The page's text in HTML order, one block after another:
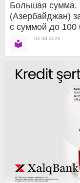
Большая сумма.
(Азербайджан)
с суммой до 100
03.08.2026